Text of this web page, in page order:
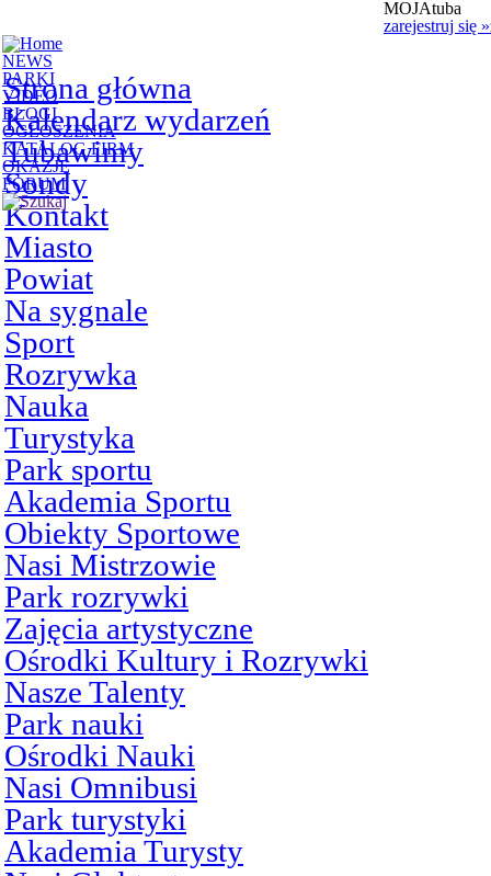
MOJAtuba
zarejestruj się »
NEWS
PARKI
VIDEO
BLOGI
OGŁOSZENIA
KATALOG FIRM
OKAZJE
FORUM
Strona główna
Kalendarz wydarzeń
Tubawimy
Sondy
Kontakt
Miasto
Powiat
Na sygnale
Sport
Rozrywka
Nauka
Turystyka
Park sportu
Akademia Sportu
Obiekty Sportowe
Nasi Mistrzowie
Park rozrywki
Zajęcia artystyczne
Ośrodki Kultury i Rozrywki
Nasze Talenty
Park nauki
Ośrodki Nauki
Nasi Omnibusi
Park turystyki
Akademia Turysty